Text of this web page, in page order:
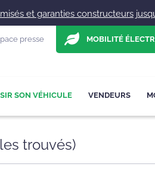
et garanties constructeurs
presse MOBILITÉ
SON VÉHICULE VENDEURS
trouvés)